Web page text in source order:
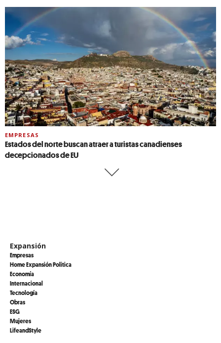
EMPRESAS
Estados del norte buscan atraer a turistas canadienses
decepcionados de EU
Expansión
Empresas
Home Expansión Politica
Economía
Internacional
Tecnología
Obras
ESG
Mujeres
LifeandStyle